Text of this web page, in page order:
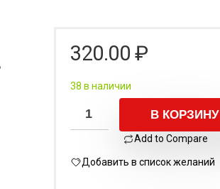
320.00 ₽
38 в наличии
В КОРЗИНУ
Add to Compare
Добавить в список желаний